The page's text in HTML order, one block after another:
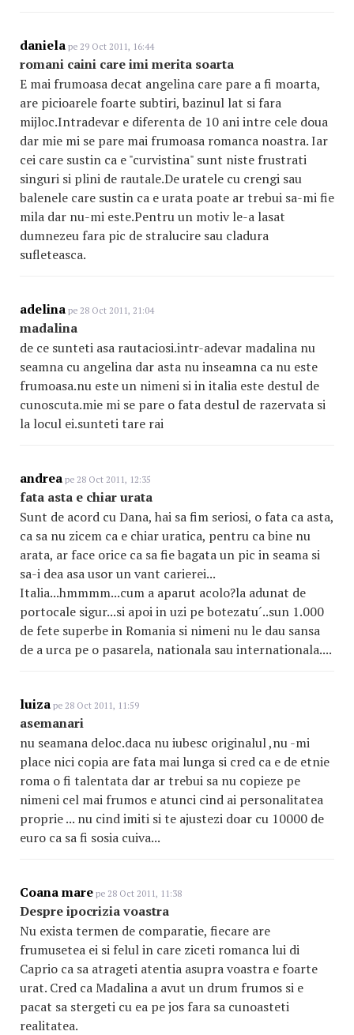
daniela pe 29 Oct 2011, 16:44
romani caini care imi merita soarta
E mai frumoasa decat angelina care pare a fi moarta,
are picioarele foarte subtiri, bazinul lat si fara
mijloc.Intradevar e diferenta de 10 ani intre cele doua
dar mie mi se pare mai frumoasa romanca noastra. Iar
cei care sustin ca e "curvistina" sunt niste frustrati
singuri si plini de rautale.De uratele cu crengi sau
balenele care sustin ca e urata poate ar trebui sa-mi fie
mila dar nu-mi este.Pentru un motiv le-a lasat
dumnezeu fara pic de stralucire sau cladura
sufleteasca.
adelina pe 28 Oct 2011, 21:04
madalina
de ce sunteti asa rautaciosi.intr-adevar madalina nu
seamna cu angelina dar asta nu inseamna ca nu este
frumoasa.nu este un nimeni si in italia este destul de
cunoscuta.mie mi se pare o fata destul de razervata si
la locul ei.sunteti tare rai
andrea pe 28 Oct 2011, 12:35
fata asta e chiar urata
Sunt de acord cu Dana, hai sa fim seriosi, o fata ca asta,
ca sa nu zicem ca e chiar uratica, pentru ca bine nu
arata, ar face orice ca sa fie bagata un pic in seama si
sa-i dea asa usor un vant carierei...
Italia...hmmmm...cum a aparut acolo?la adunat de
portocale sigur...si apoi in uzi pe botezatu´..sun 1.000
de fete superbe in Romania si nimeni nu le dau sansa
de a urca pe o pasarela, nationala sau internationala....
luiza pe 28 Oct 2011, 11:59
asemanari
nu seamana deloc.daca nu iubesc originalul ,nu -mi
place nici copia are fata mai lunga si cred ca e de etnie
roma o fi talentata dar ar trebui sa nu copieze pe
nimeni cel mai frumos e atunci cind ai personalitatea
proprie ... nu cind imiti si te ajustezi doar cu 10000 de
euro ca sa fi sosia cuiva...
Coana mare pe 28 Oct 2011, 11:38
Despre ipocrizia voastra
Nu exista termen de comparatie, fiecare are
frumusetea ei si felul in care ziceti romanca lui di
Caprio ca sa atrageti atentia asupra voastra e foarte
urat. Cred ca Madalina a avut un drum frumos si e
pacat sa stergeti cu ea pe jos fara sa cunoasteti
realitatea.